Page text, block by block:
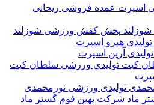
عمده فروشی ریحانی
پخش کفش ورزشی شوزلند
تولیدی هیرو اسپرت
تولیدی آرین اسپرت
تولیدی ورزشی سلطان کیت
تولیدی ورزشی نورمحمدی
شرکت بهین فوم گستر ماد